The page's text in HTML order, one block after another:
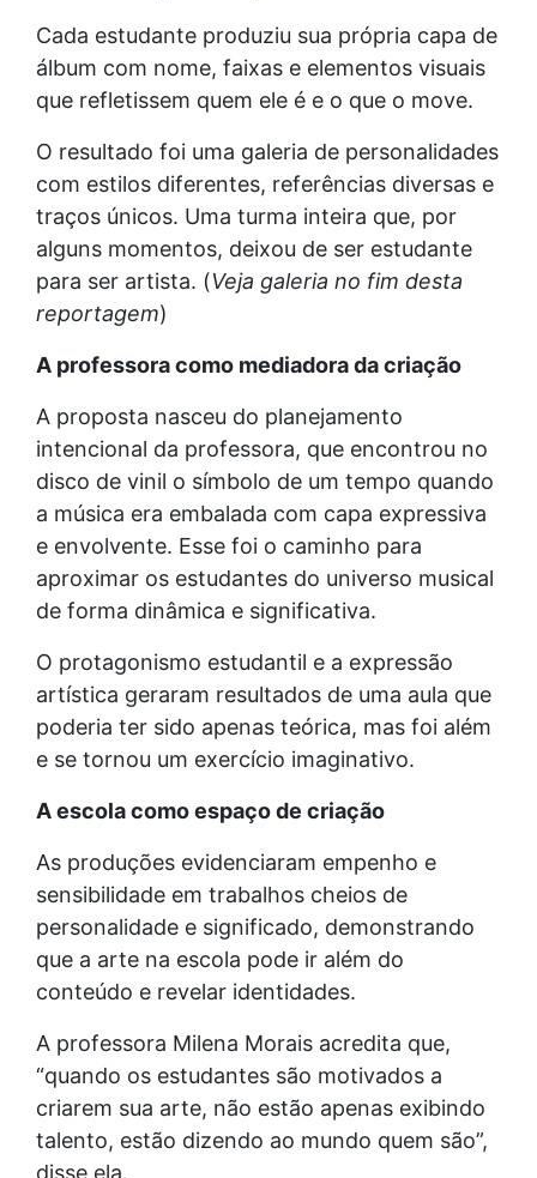
Cada estudante produziu sua própria capa de
álbum com nome, faixas e elementos visuais
que refletissem quem ele é e o que o move.
O resultado foi uma galeria de personalidades
com estilos diferentes, referências diversas e
traços únicos. Uma turma inteira que, por
alguns momentos, deixou de ser estudante
para ser artista. (Veja galeria no fim desta
reportagem)
A professora como mediadora da criação
A proposta nasceu do planejamento
intencional da professora, que encontrou no
disco de vinil o símbolo de um tempo quando
a música era embalada com capa expressiva
e envolvente. Esse foi o caminho para
aproximar os estudantes do universo musical
de forma dinâmica e significativa.
O protagonismo estudantil e a expressão
artística geraram resultados de uma aula que
poderia ter sido apenas teórica, mas foi além
e se tornou um exercício imaginativo.
A escola como espaço de criação
As produções evidenciaram empenho e
sensibilidade em trabalhos cheios de
personalidade e significado, demonstrando
que a arte na escola pode ir além do
conteúdo e revelar identidades.
A professora Milena Morais acredita que,
“quando os estudantes são motivados a
criarem sua arte, não estão apenas exibindo
talento, estão dizendo ao mundo quem são”,
disse ela.